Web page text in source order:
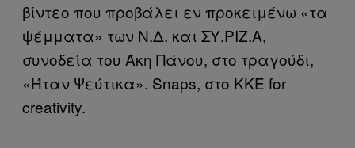
βίντεο που προβάλει εν προκειμένω «τα
ψέμματα» των Ν.Δ. και ΣΥ.ΡΙΖ.Α,
συνοδεία του Άκη Πάνου, στο τραγούδι,
«Ήταν Ψεύτικα». Snaps, στο ΚΚΕ for
creativity.